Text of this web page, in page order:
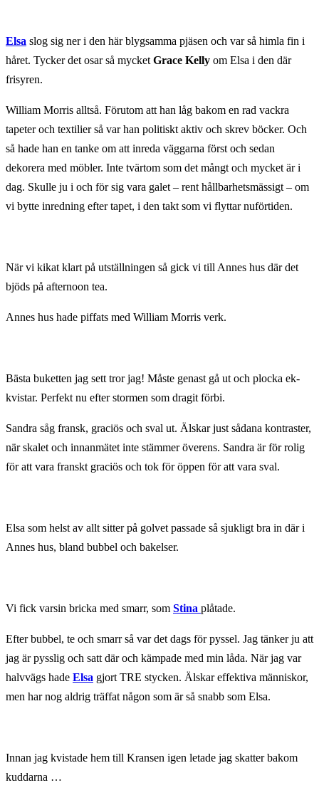
Elsa slog sig ner i den här blygsamma pjäsen och var så himla fin i
håret. Tycker det osar så mycket Grace Kelly om Elsa i den där
frisyren.
William Morris alltså. Förutom att han låg bakom en rad vackra
tapeter och textilier så var han politiskt aktiv och skrev böcker. Och
så hade han en tanke om att inreda väggarna först och sedan
dekorera med möbler. Inte tvärtom som det mångt och mycket är i
dag. Skulle ju i och för sig vara galet – rent hållbarhetsmässigt – om
vi bytte inredning efter tapet, i den takt som vi flyttar nuförtiden.
När vi kikat klart på utställningen så gick vi till Annes hus där det
bjöds på afternoon tea.
Annes hus hade piffats med William Morris verk.
Bästa buketten jag sett tror jag! Måste genast gå ut och plocka ek-
kvistar. Perfekt nu efter stormen som dragit förbi.
Sandra såg fransk, graciös och sval ut. Älskar just sådana kontraster,
när skalet och innanmätet inte stämmer överens. Sandra är för rolig
för att vara franskt graciös och tok för öppen för att vara sval.
Elsa som helst av allt sitter på golvet passade så sjukligt bra in där i
Annes hus, bland bubbel och bakelser.
Vi fick varsin bricka med smarr, som Stina plåtade.
Efter bubbel, te och smarr så var det dags för pyssel. Jag tänker ju att
jag är pysslig och satt där och kämpade med min låda. När jag var
halvvägs hade Elsa gjort TRE stycken. Älskar effektiva människor,
men har nog aldrig träffat någon som är så snabb som Elsa.
Innan jag kvistade hem till Kransen igen letade jag skatter bakom
kuddarna …